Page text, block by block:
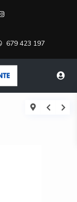
679 423 197